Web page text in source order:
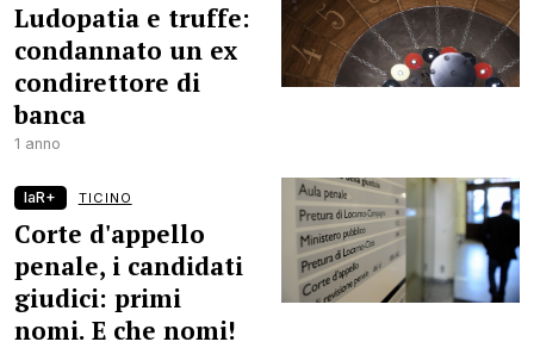
Ludopatia e truffe:
condannato un ex
condirettore di
banca
1 anno
laR+ TICINO
Corte d'appello
penale, i candidati
giudici: primi
nomi. E che nomi!